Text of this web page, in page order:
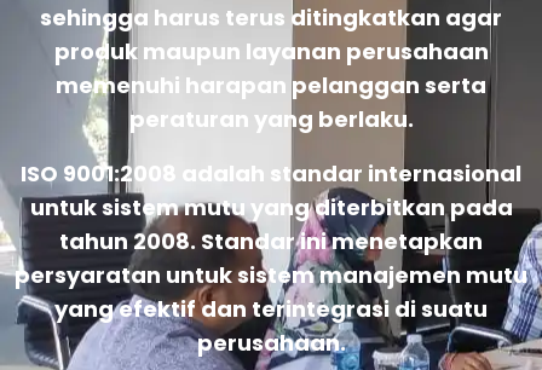
sehingga harus terus ditingkatkan agar
produk maupun layanan perusahaan
memenuhi harapan pelanggan serta
peraturan yang berlaku.
ISO 9001:2008 adalah standar internasional
untuk sistem mutu yang diterbitkan pada
tahun 2008. Standar ini menetapkan
persyaratan untuk sistem manajemen mutu
yang efektif dan terintegrasi di suatu
perusahaan.